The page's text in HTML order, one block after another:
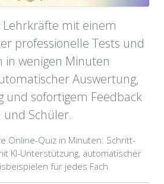
Lehrkräfte mit einem
professionelle Tests und
in wenigen Minuten
Auswertung,
und sofortigem Feedback
Schüler.
Online-Quiz in Minuten: Schritt-
KI-Unterstützung, automatischer
für jedes Fach